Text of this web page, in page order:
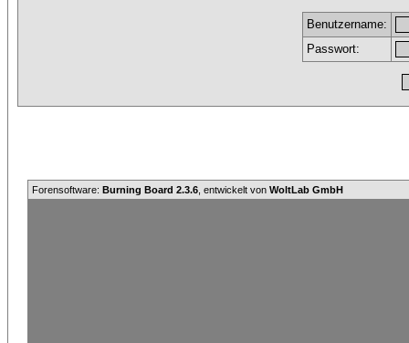
Benutzername:
Passwort:
Forensoftware: Burning Board 2.3.6 , entwickelt von WoltLab GmbH